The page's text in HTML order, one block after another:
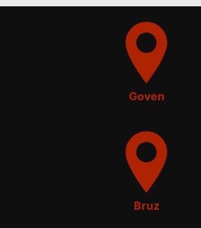
Goven
Bruz